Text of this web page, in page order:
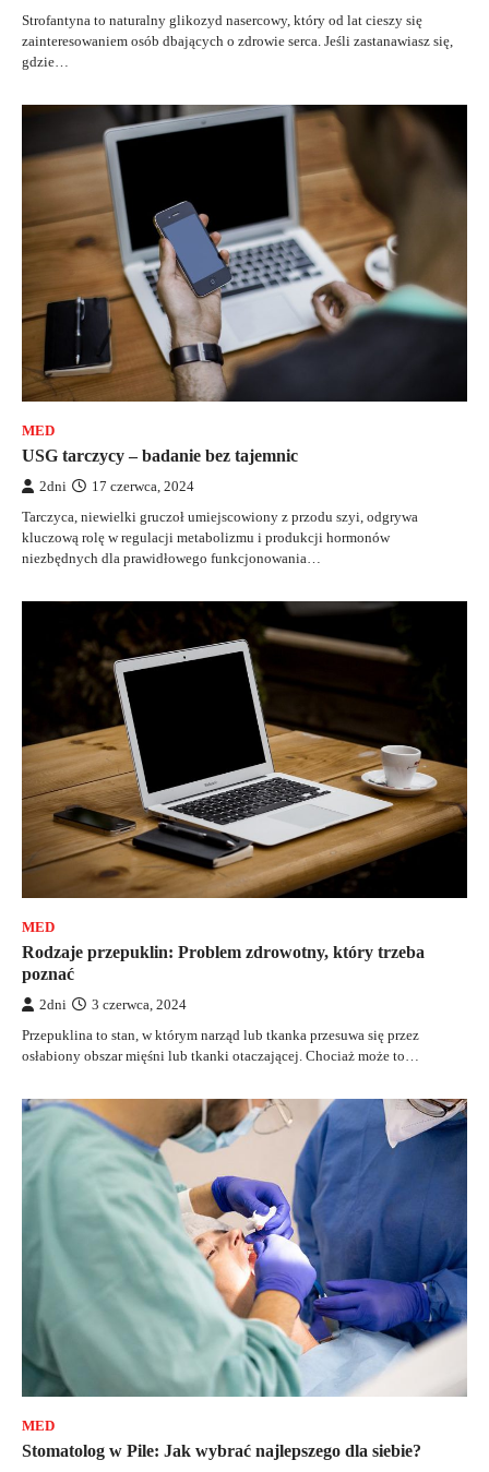
Strofantyna to naturalny glikozyd nasercowy, który od lat cieszy się
zainteresowaniem osób dbających o zdrowie serca. Jeśli zastanawiasz się,
gdzie…
MED
USG tarczycy – badanie bez tajemnic
2dni 17 czerwca, 2024
Tarczyca, niewielki gruczoł umiejscowiony z przodu szyi, odgrywa
kluczową rolę w regulacji metabolizmu i produkcji hormonów
niezbędnych dla prawidłowego funkcjonowania…
MED
Rodzaje przepuklin: Problem zdrowotny, który trzeba
poznać
2dni 3 czerwca, 2024
Przepuklina to stan, w którym narząd lub tkanka przesuwa się przez
osłabiony obszar mięśni lub tkanki otaczającej. Chociaż może to…
MED
Stomatolog w Pile: Jak wybrać najlepszego dla siebie?